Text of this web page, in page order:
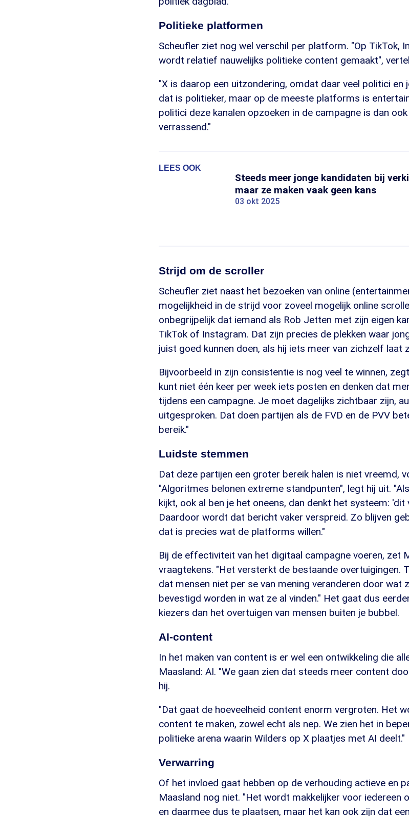
Politieke platformen
Scheufler ziet nog wel verschil per platform. "Op TikTok,
wordt relatief nauwelijks politieke content gemaakt",
"X is daarop een uitzondering, omdat daar veel politici en
dat is politieker, maar op de meeste platforms is
politici deze kanalen opzoeken in de campagne is dan
verrassend."
LEES OOK
Steeds meer jonge kandidaten bij
maar ze maken vaak geen kans
03 okt 2025
Strijd om de scroller
Scheufler ziet naast het bezoeken van online
mogelijkheid in de strijd voor zoveel mogelijk online
onbegrijpelijk dat iemand als Rob Jetten met zijn eigen
TikTok of Instagram. Dat zijn precies de plekken waar
juist goed kunnen doen, als hij iets meer van zichzelf laat
Bijvoorbeeld in zijn consistentie is nog veel te winnen,
kunt niet één keer per week iets posten en denken dat
tijdens een campagne. Je moet dagelijks zichtbaar zijn,
uitgesproken. Dat doen partijen als de FVD en de PVV
bereik."
Luidste stemmen
Dat deze partijen een groter bereik halen is niet vreemd,
"Algoritmes belonen extreme standpunten", legt hij uit.
kijkt, ook al ben je het oneens, dan denkt het systeem:
Daardoor wordt dat bericht vaker verspreid. Zo blijven
dat is precies wat de platforms willen."
Bij de effectiviteit van het digitaal campagne voeren, zet
vraagtekens. "Het versterkt de bestaande overtuigingen.
dat mensen niet per se van mening veranderen door wat
bevestigd worden in wat ze al vinden." Het gaat dus
kiezers dan het overtuigen van mensen buiten je bubbel.
AI-content
In het maken van content is er wel een ontwikkeling die
Maasland: AI. "We gaan zien dat steeds meer content
hij.
"Dat gaat de hoeveelheid content enorm vergroten. Het
content te maken, zowel echt als nep. We zien het in
politieke arena waarin Wilders op X plaatjes met AI deelt."
Verwarring
Of het invloed gaat hebben op de verhouding actieve en
Maasland nog niet. "Het wordt makkelijker voor iedereen
en daarmee dus te plaatsen, maar het kan ook zijn dat